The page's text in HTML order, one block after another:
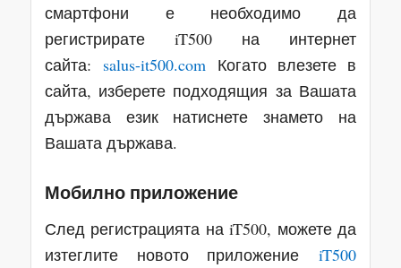
смартфони е необходимо да
регистрирате iT500 на интернет
сайта: salus-it500.com Когато влезете в
сайта, изберете подходящия за Вашата
държава език натиснете знамето на
Вашата държава.
Мобилно приложение
След регистрацията на iT500, можете да
изтеглите новото приложениеiT500